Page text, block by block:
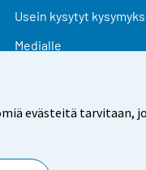
evästeitä tarvitaan,
Usein kysytyt
Medialle